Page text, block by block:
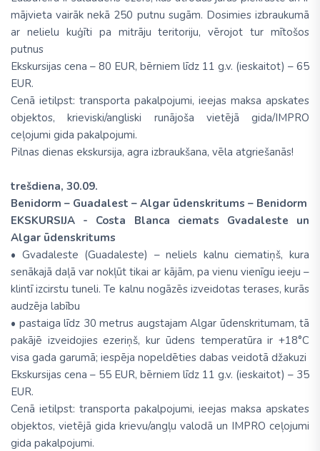
mājvieta vairāk nekā 250 putnu sugām. Dosimies izbraukumā
ar nelielu kuģīti pa mitrāju teritoriju, vērojot tur mītošos
putnus
Ekskursijas cena – 80 EUR, bērniem līdz 11 g.v. (ieskaitot) – 65
EUR.
Cenā ietilpst: transporta pakalpojumi, ieejas maksa apskates
objektos, krieviski/angliski runājoša vietējā gida/IMPRO
ceļojumi gida pakalpojumi.
Pilnas dienas ekskursija, agra izbraukšana, vēla atgriešanās!
trešdiena, 30.09.
Benidorm – Guadalest – Algar ūdenskritums – Benidorm
EKSKURSIJA - Costa Blanca ciemats Gvadaleste un
Algar ūdenskritums
• Gvadaleste (Guadaleste) – neliels kalnu ciematiņš, kura
senākajā daļā var nokļūt tikai ar kājām, pa vienu vienīgu ieeju –
klintī izcirstu tuneli. Te kalnu nogāzēs izveidotas terases, kurās
audzēja labību
• pastaiga līdz 30 metrus augstajam Algar ūdenskritumam, tā
pakājē izveidojies ezeriņš, kur ūdens temperatūra ir +18°C
visa gada garumā; iespēja nopeldēties dabas veidotā džakuzi
Ekskursijas cena – 55 EUR, bērniem līdz 11 g.v. (ieskaitot) – 35
EUR.
Cenā ietilpst: transporta pakalpojumi, ieejas maksa apskates
objektos, vietējā gida krievu/angļu valodā un IMPRO ceļojumi
gida pakalpojumi.